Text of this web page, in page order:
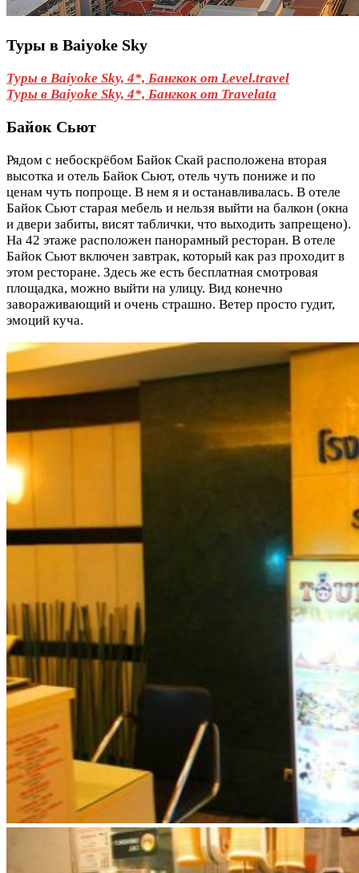
Туры в Baiyoke Sky
Туры в Baiyoke Sky, 4*, Бангкок от Level.travel
Туры в Baiyoke Sky, 4*, Бангкок от Travelata
Байок Сьют
Рядом с небоскрёбом Байок Скай расположена вторая
высотка и отель Байок Сьют, отель чуть пониже и по
ценам чуть попроще. В нем я и останавливалась. В отеле
Байок Сьют старая мебель и нельзя выйти на балкон (окна
и двери забиты, висят таблички, что выходить запрещено).
На 42 этаже расположен панорамный ресторан. В отеле
Байок Сьют включен завтрак, который как раз проходит в
этом ресторане. Здесь же есть бесплатная смотровая
площадка, можно выйти на улицу. Вид конечно
завораживающий и очень страшно. Ветер просто гудит,
эмоций куча.